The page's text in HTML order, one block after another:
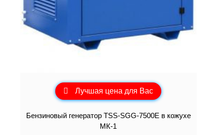
Лучшая цена для Вас
Бензиновый генератор TSS-SGG-7500Е в кожухе
МК-1